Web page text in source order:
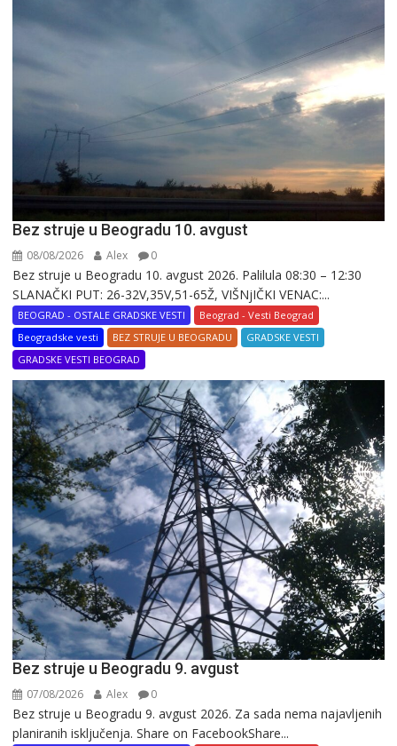
Bez struje u Beogradu 10. avgust
08/08/2026 Alex 0
Bez struje u Beogradu 10. avgust 2026. Palilula 08:30 – 12:30
SLANAČKI PUT: 26-32V,35V,51-65Ž, VIŠNjIČKI VENAC:...
BEOGRAD - OSTALE GRADSKE VESTI
Beograd - Vesti Beograd
Beogradske vesti
BEZ STRUJE U BEOGRADU
GRADSKE VESTI
GRADSKE VESTI BEOGRAD
Bez struje u Beogradu 9. avgust
07/08/2026 Alex 0
Bez struje u Beogradu 9. avgust 2026. Za sada nema najavljenih
planiranih isključenja. Share on FacebookShare...